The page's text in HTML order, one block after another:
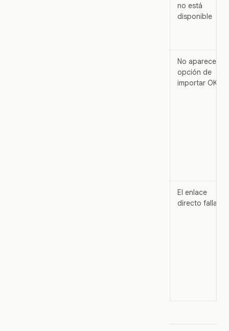
no está
disponible
No aparece la
opción de
importar OKRs
El enlace
directo falla